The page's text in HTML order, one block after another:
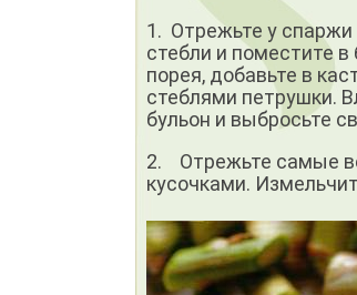
1. Отрежьте у
стебли и помести­те
порея, добавьте в
стеблями петрушки.
бульон и выбросьте
2. Отрежьте самые
кусочками.